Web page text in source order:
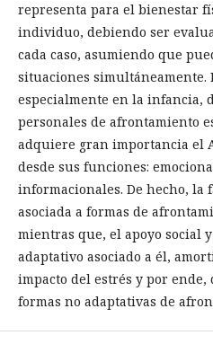
representa para el bienestar
individuo, debiendo ser
cada caso, asumiendo que
situaciones simultáneamente.
especialmente en la infancia,
personales de afrontamiento
adquiere gran importancia el
desde sus funciones:
informacionales. De hecho, la
asociada a formas de
mientras que, el apoyo social
adaptativo asociado a él,
impacto del estrés y por
formas no adaptativas de